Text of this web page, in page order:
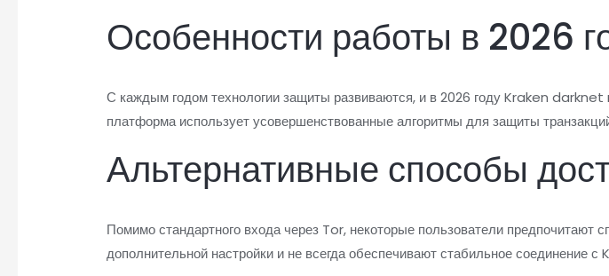
Особенности работы в 2026
С каждым годом технологии защиты развиваются, и в 2026 году Kraken
платформа использует усовершенствованные алгоритмы для защиты
Альтернативные способы
Помимо стандартного входа через Tor, некоторые пользователи
дополнительной настройки и не всегда обеспечивают стабильное